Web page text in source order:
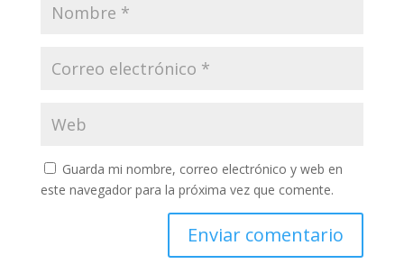
Guarda mi nombre, correo electrónico y web en
este navegador para la próxima vez que comente.